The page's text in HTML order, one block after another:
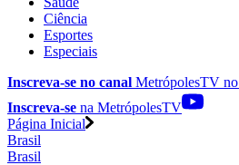
Ciência
Esportes
Especiais
Inscreva-se no canal MetrópolesTV no
Inscreva-se na MetrópolesTV
Página Inicial
Brasil
Brasil